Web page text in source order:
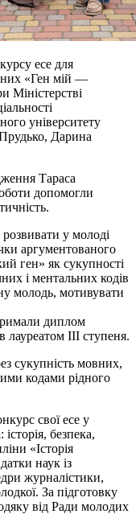
есе для
«Ген мій —
Міністерстві
університету
, Дарина
Тараса
допомогли
у молоді
аргументованого
ген» як сукупності
і ментальних кодів
молодь, мотивувати
диплом
лауреатом III ступеня.
сукупність мовних,
кодами рідного
свої есе у
історія, безпека,
«Історія
наук із
журналістики,
За підготовку
від Ради молодих